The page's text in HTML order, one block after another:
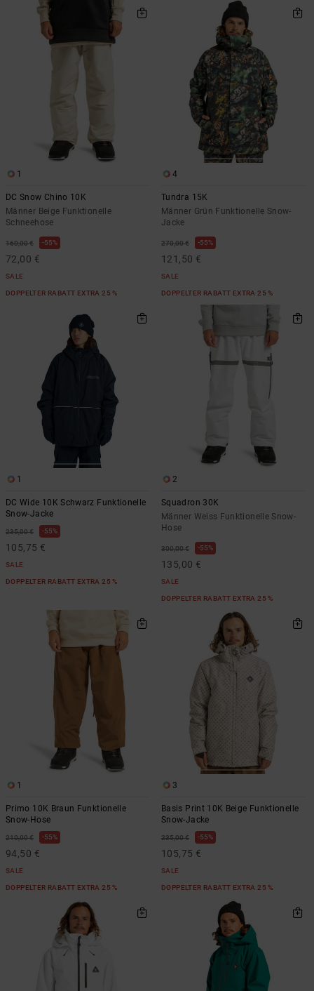
1
DC Snow Chino 10K
Männer Beige Funktionelle
Schneehose
160,00 € 55%
72,00 €
SALE
DOPPELTER RABATT EXTRA 25 %
4
Tundra 15K
Männer Grün Funktionelle Snow-
Jacke
270,00 € 55%
121,50 €
SALE
DOPPELTER RABATT EXTRA 25 %
1
DC Wide 10K Schwarz Funktionelle
Snow-Jacke
235,00 € 55%
105,75 €
SALE
DOPPELTER RABATT EXTRA 25 %
2
Squadron 30K
Männer Weiss Funktionelle Snow-
Hose
300,00 € 55%
135,00 €
SALE
DOPPELTER RABATT EXTRA 25 %
1
Primo 10K Braun Funktionelle
Snow-Hose
210,00 € 55%
94,50 €
SALE
DOPPELTER RABATT EXTRA 25 %
3
Basis Print 10K Beige Funktionelle
Snow-Jacke
235,00 € 55%
105,75 €
SALE
DOPPELTER RABATT EXTRA 25 %